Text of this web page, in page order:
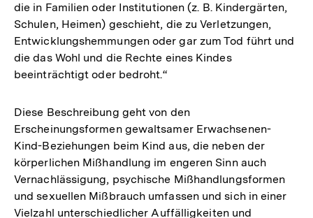
die in Familien oder Institutionen (z. B. Kindergärten,
Schulen, Heimen) geschieht, die zu Verletzungen,
Entwicklungshemmungen oder gar zum Tod führt und
die das Wohl und die Rechte eines Kindes
beeinträchtigt oder bedroht.“
Diese Beschreibung geht von den
Erscheinungsformen gewaltsamer Erwachsenen-
Kind-Beziehungen beim Kind aus, die neben der
körperlichen Mißhandlung im engeren Sinn auch
Vernachlässigung, psychische Mißhandlungsformen
und sexuellen Mißbrauch umfassen und sich in einer
Vielzahl unterschiedlicher Auffälligkeiten und